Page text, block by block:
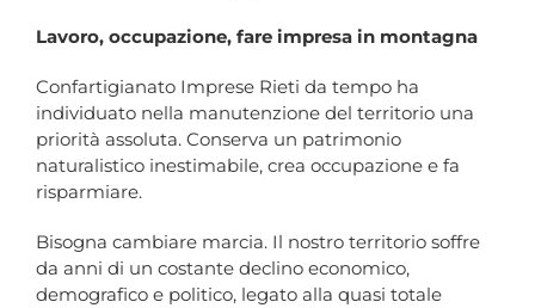
Lavoro, occupazione, fare impresa in montagna
Confartigianato Imprese Rieti da tempo ha
individuato nella manutenzione del territorio una
priorità assoluta. Conserva un patrimonio
naturalistico inestimabile, crea occupazione e fa
risparmiare.
Bisogna cambiare marcia. Il nostro territorio soffre
da anni di un costante declino economico,
demografico e politico, legato alla quasi totale